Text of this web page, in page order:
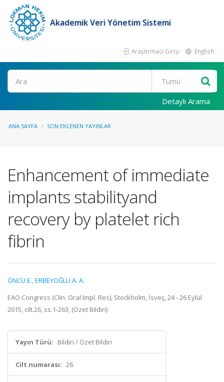
Akademik Veri Yönetim Sistemi
Araştırmacı Girişi English
Ara
Detaylı Arama
ANA SAYFA SON EKLENEN YAYINLAR
Enhancement of immediate
implants stabilityand
recovery by platelet rich
fibrin
ÖNCÜ E.,ERBEYOĞLU A. A.
EAO Congress (Clin. Oral Impl. Res), Stockholm, İsveç, 24 - 26 Eylül
2015, cilt.26, ss.1-263, (Özet Bildiri)
Yayın Türü: Bildiri / Özet Bildiri
Cilt numarası: 26